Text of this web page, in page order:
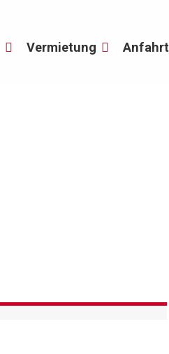
Vermietung Anfahrt